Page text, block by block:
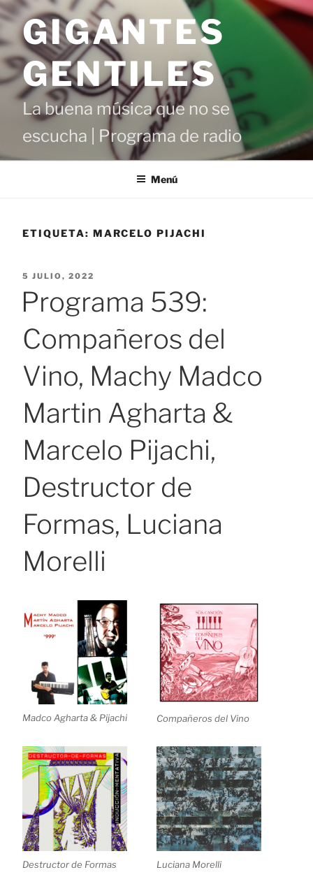
Saltar
contenido
GIGANTES
GENTILES
La buena música que no se
escucha | Programa de radio
Menú
ETIQUETA: MARCELO PIJACHI
PUBLICADO
5 JULIO, 2022
Programa 539:
Compañeros del
Vino, Machy Madco
Martin Agharta &
Marcelo Pijachi,
Destructor de
Formas, Luciana
Morelli
Madco Agharta & Pijachi Compañeros del Vino
Destructor de Formas Luciana Morelli